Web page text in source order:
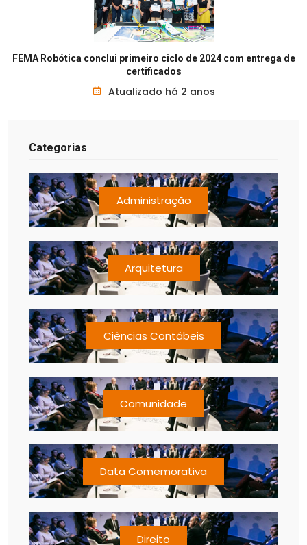
FEMA Robótica conclui primeiro ciclo de 2024 com entrega de
certificados
Atualizado há 2 anos
Categorias
Administração
Arquitetura
Ciências Contábeis
Comunidade
Data Comemorativa
Direito